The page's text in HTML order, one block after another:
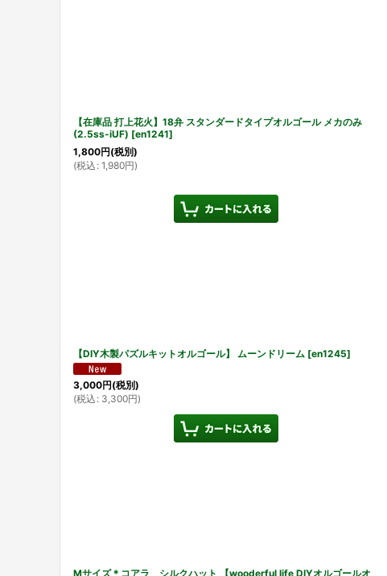
【在庫品 打上花火】18弁 スタンダードタイプオルゴール メカのみ
(2.5ss-iUF) [en1241]
1,800円(税別)
(税込 : 1,980円)
【DIY木製パズルキットオルゴール】 ムーンドリーム [en1245]
3,000円(税別)
(税込 : 3,300円)
Mサイズ＊コアラ シルクハット 【wooderful life DIYオルゴールオ